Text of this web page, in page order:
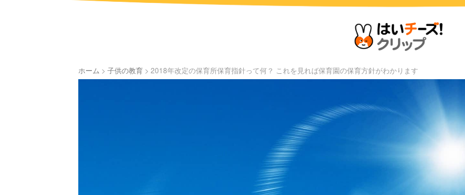
ホーム > 子供の教育 > 2018年改定の保育所保育指針って何？ これを見れば保育園の保育方針がわかります